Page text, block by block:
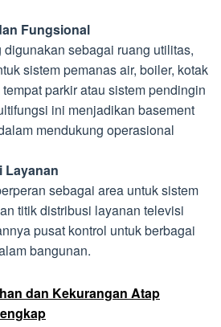
Fungsional
digunakan sebagai ruang utilitas,
sistem pemanas air, boiler, kotak
parkir atau sistem pendingin
ini menjadikan basement
mendukung operasional
Layanan
sebagai area untuk sistem
titik distribusi layanan televisi
pusat kontrol untuk berbagai
bangunan.
dan Kekurangan Atap